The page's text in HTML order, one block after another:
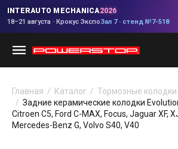
INTERAUTO MECHANICA2026
18–21 августа · Крокус ЭкспоЗал 7 · стенд №7-518
Главная Каталог
Тормозные колодки
Задние керамические колодки
Citroen C5, Ford C-MAX, Focus, Jaguar XF,
Mercedes-Benz G, Volvo S40, V40